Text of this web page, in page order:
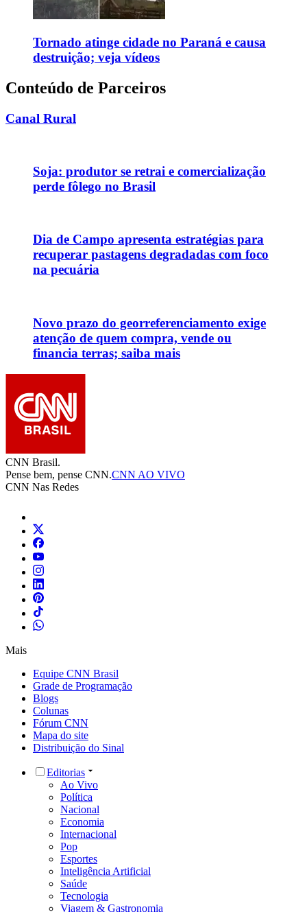
Tornado atinge cidade no Paraná e causa
destruição; veja vídeos
Conteúdo de Parceiros
Canal Rural
Soja: produtor se retrai e comercialização
perde fôlego no Brasil
Dia de Campo apresenta estratégias para
recuperar pastagens degradadas com foco
na pecuária
Novo prazo do georreferenciamento exige
atenção de quem compra, vende ou
financia terras; saiba mais
CNN Brasil.
Pense bem, pense CNN.CNN AO VIVO
CNN Nas Redes
Mais
Equipe CNN Brasil
Grade de Programação
Blogs
Colunas
Fórum CNN
Mapa do site
Distribuição do Sinal
Editorias
Ao Vivo
Política
Nacional
Economia
Internacional
Pop
Esportes
Inteligência Artificial
Saúde
Tecnologia
Viagem & Gastronomia